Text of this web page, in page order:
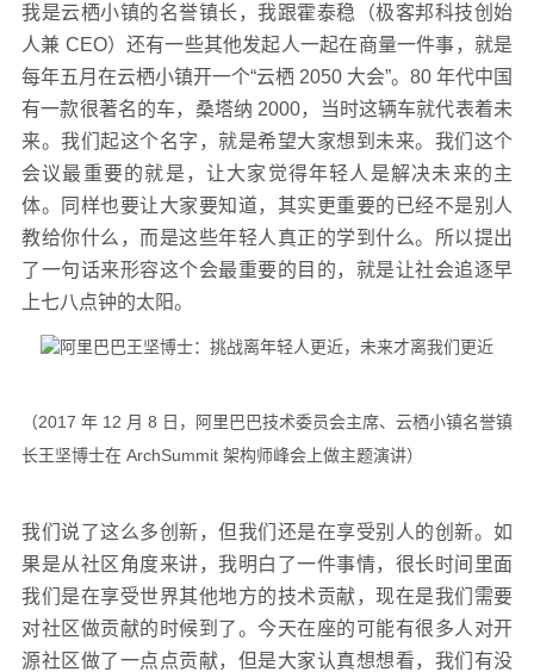
我是云栖小镇的名誉镇长，我跟霍泰稳（极客邦科技创始
人兼 CEO）还有一些其他发起人一起在商量一件事，就是
每年五月在云栖小镇开一个“云栖 2050 大会”。80 年代中国
有一款很著名的车，桑塔纳 2000，当时这辆车就代表着未
来。我们起这个名字，就是希望大家想到未来。我们这个
会议最重要的就是，让大家觉得年轻人是解决未来的主
体。同样也要让大家要知道，其实更重要的已经不是别人
教给你什么，而是这些年轻人真正的学到什么。所以提出
了一句话来形容这个会最重要的目的，就是让社会追逐早
上七八点钟的太阳。
（2017 年 12 月 8 日，阿里巴巴技术委员会主席、云栖小镇名誉镇
长王坚博士在 ArchSummit 架构师峰会上做主题演讲）
我们说了这么多创新，但我们还是在享受别人的创新。如
果是从社区角度来讲，我明白了一件事情，很长时间里面
我们是在享受世界其他地方的技术贡献，现在是我们需要
对社区做贡献的时候到了。今天在座的可能有很多人对开
源社区做了一点点贡献，但是大家认真想想看，我们有没